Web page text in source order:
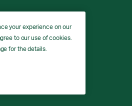
reserved.
your experience on our
to our use of cookies.
for the details.